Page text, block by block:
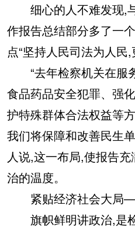
细心的人不难发现,
作报告总结部分多了一
点“坚持人民司法为人民,
“去年检察机关在服
食品药品安全犯罪、强
护特殊群体合法权益等
我们将保障和改善民生
人说,这一布局,使报告
治的温度。
紧贴经济社会大局
旗帜鲜明讲政治,是